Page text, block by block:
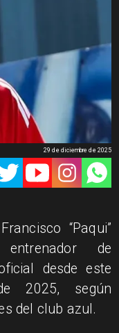
29 de diciembre de 2025
“Paqui”
de
desde este
2025, según
del club azul.